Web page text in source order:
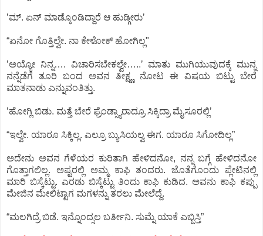
ʼಮ್.‌ ಏನ್‌ ಮಾಡ್ಕೊಂಡಿದ್ದಾರೆ ಆ ಹುಡ್ಗೀರುʼ
“ಏನೋ ಗೊತ್ತಿಲ್ವೇ. ನಾ ಕೇಳೋಕ್‌ ಹೋಗಿಲ್ಲ"
ʼಅಯ್ಯೋ ನಿನ್ನ…. ವಿಚಾರಿಸಬೇಕಲ್ವೇ…..ʼ ಮಾತು ಮುಗಿಯುವುದಕ್ಕೆ ಮುನ್ನ
ನನ್ನೆಡೆಗೆ ತೂರಿ ಬಂದ ಅವನ ತೀಕ್ಷ್ಣ ನೋಟ ಈ ವಿಷಯ ಬಿಟ್ಟು ಬೇರೆ
ಮಾತನಾಡು ಎನ್ನುವಂತಿತ್ತು.
ʼಹೋಗ್ಲಿ ಬಿಡು. ಮತ್ತೆ ಬೇರೆ ಫ್ರೆಂಡ್ಸ್ಯಾರಾದ್ರೂ ಸಿಕ್ಕಿದ್ರಾ ಮೈಸೂರಲ್ಲಿʼ
“ಇಲ್ವೇ. ಯಾರೂ ಸಿಕ್ಕಿಲ್ಲ. ಎಲ್ರೂ ಬ್ಯುಸಿಯಲ್ವ ಈಗ. ಯಾರೂ ಸಿಗೋದಿಲ್ಲ”
ಅದೇನು ಅವನ ಗೆಳೆಯರ ಕುರಿತಾಗಿ ಹೇಳಿದನೋ, ನನ್ನ ಬಗ್ಗೆ ಹೇಳಿದನೋ
ಗೊತ್ತಾಗಲಿಲ್ಲ. ಅಷ್ಟರಲ್ಲಿ ಅಮ್ಮ ಕಾಫಿ ತಂದರು. ಜೊತೆಗೊಂದು ಪ್ಲೇಟಿನಲ್ಲಿ
ಮಾರಿ ಬಿಸ್ಕೆಟ್ಟು. ಎರಡು ಬಿಸ್ಕೆಟ್ಟು ತಿಂದು ಕಾಫಿ ಕುಡಿದ. ಅವನು ಕಾಫಿ ಕಪ್ಪು
ಮೇಜಿನ ಮೇಲಿಟ್ಟಾಗ ಮಗಳನ್ನು ತರಲು ಮೇಲೆದ್ದೆ.
“ಮಲಗಿದ್ರೆ ಬಿಡೆ. ಇನ್ನೊಂದ್ಸಲ ಬರ್ತೀನಿ. ಸುಮ್ನೆ ಯಾಕೆ ಎಬ್ಬಿಸ್ತಿ”